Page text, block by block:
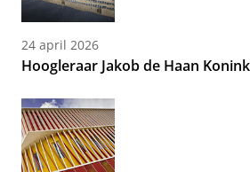
24 april 2026
Hoogleraar Jakob de Haan